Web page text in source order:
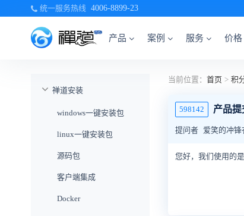
统一服务热线 4006-8899-23
产品 案例 服务 价格
禅道安装
windows一键安装包
linux一键安装包
源码包
客户端集成
Docker
当前位置： 首页 > 积
598142 产品
提问者 爱笑的冲锋
您好，我们使用的